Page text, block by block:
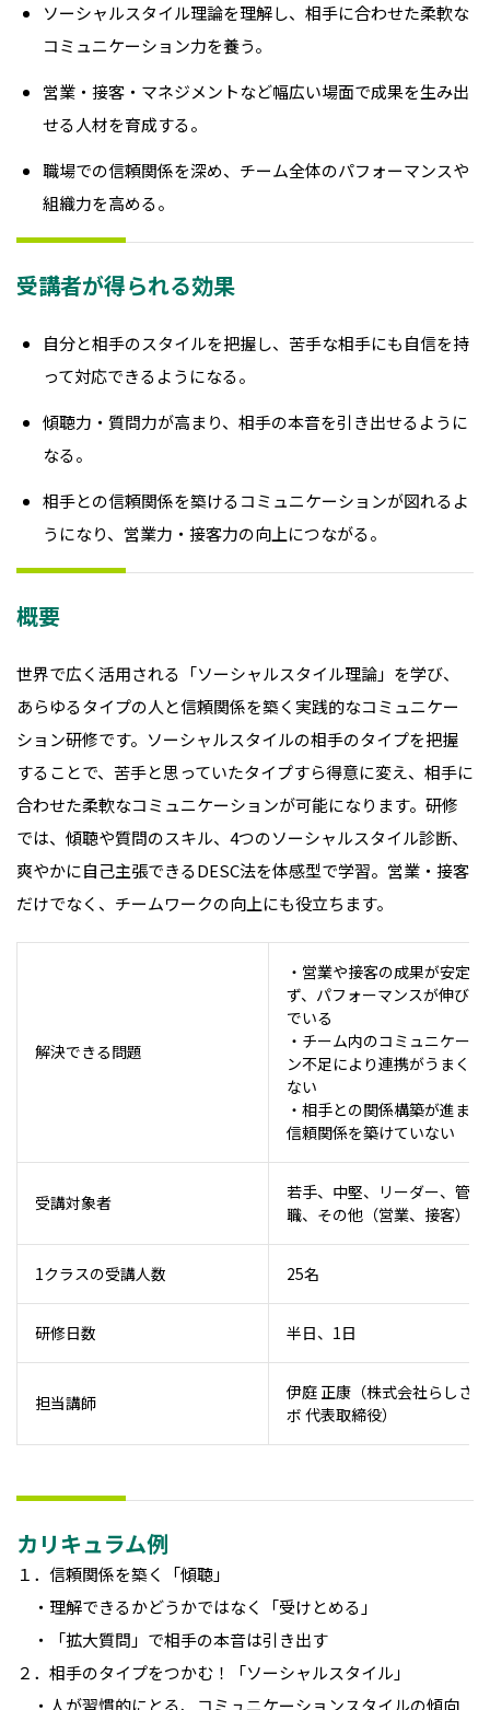
ソーシャルスタイル理論を理解し、相手に合わせた柔軟な
コミュニケーション力を養う。
営業・接客・マネジメントなど幅広い場面で成果を生み出
せる人材を育成する。
職場での信頼関係を深め、チーム全体のパフォーマンスや
組織力を高める。
受講者が得られる効果
自分と相手のスタイルを把握し、苦手な相手にも自信を持
って対応できるようになる。
傾聴力・質問力が高まり、相手の本音を引き出せるように
なる。
相手との信頼関係を築けるコミュニケーションが図れるよ
うになり、営業力・接客力の向上につながる。
概要
世界で広く活用される「ソーシャルスタイル理論」を学び、
あらゆるタイプの人と信頼関係を築く実践的なコミュニケー
ション研修です。ソーシャルスタイルの相手のタイプを把握
することで、苦手と思っていたタイプすら得意に変え、相手に
合わせた柔軟なコミュニケーションが可能になります。研修
では、傾聴や質問のスキル、4つのソーシャルスタイル診断、
爽やかに自己主張できるDESC法を体感型で学習。営業・接客
だけでなく、チームワークの向上にも役立ちます。
解決できる問題
・営業や接客の成果が安定せ
ず、パフォーマンスが伸び悩
でいる
・チーム内のコミュニケーシ
ン不足により連携がうまくい
ない
・相手との関係構築が進まず
信頼関係を築けていない
受講対象者
若手、中堅、リーダー、管理
職、その他（営業、接客）
1クラスの受講人数 25名
研修日数 半日、1日
担当講師
伊庭 正康（株式会社らしさラ
ボ 代表取締役）
カリキュラム例
１．信頼関係を築く「傾聴」
・理解できるかどうかではなく「受けとめる」
・「拡大質問」で相手の本音は引き出す
２．相手のタイプをつかむ！「ソーシャルスタイル」
・人が習慣的にとる、コミュニケーションスタイルの傾向